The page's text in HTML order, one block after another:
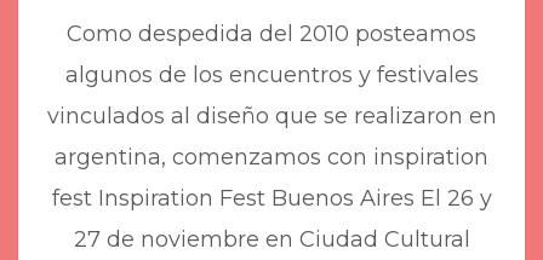
Como despedida del 2010 posteamos
algunos de los encuentros y festivales
vinculados al diseño que se realizaron en
argentina, comenzamos con inspiration
fest Inspiration Fest Buenos Aires El 26 y
27 de noviembre en Ciudad Cultural